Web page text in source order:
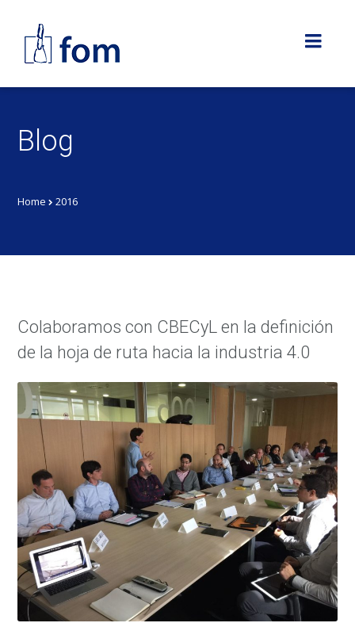
Blog
Home 2016
Colaboramos con CBECyL en la definición
de la hoja de ruta hacia la industria 4.0